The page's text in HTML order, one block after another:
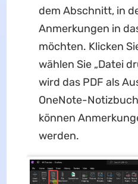
dem Abschnitt, in
Anmerkungen in
möchten. Klicken
wählen Sie „Datei
wird das PDF als
OneNote-
können
werden.